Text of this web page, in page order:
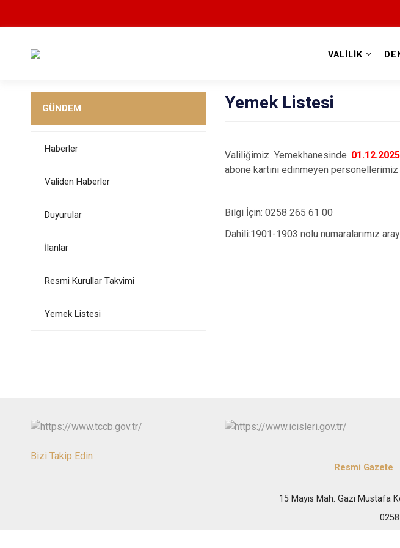
VALİLİK
GÜNDEM
Haberler
Validen Haberler
Duyurular
İlanlar
Resmi Kurullar Takvimi
Yemek Listesi
Yemek Listesi
Valiliğimiz Yemekhanesinde 01.12.2025
abone kartını edinmeyen
Bilgi İçin: 0258 265 61 00
Dahili:1901-1903 nolu numaralarımız
Bizi Takip Edin
Resmi Gazete
15 Mayıs Mah. Gazi Mustafa